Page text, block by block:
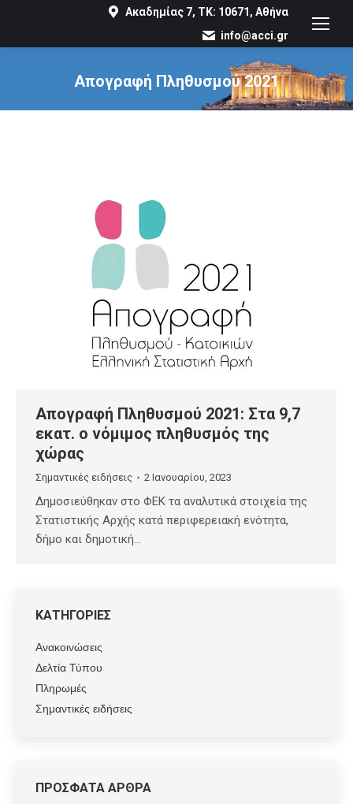
Ακαδημίας 7, ΤΚ: 10671, Αθήνα
info@acci.gr
Απογραφή Πληθυσμού 2021
You are here:
Απογραφή Πληθυσμού 2021: Στα 9,7
εκατ. ο νόμιμος πληθυσμός της
χώρας
Σημαντικές ειδήσεις 2 Ιανουαρίου, 2023
Δημοσιεύθηκαν στο ΦΕΚ τα αναλυτικά στοιχεία της
Στατιστικής Αρχής κατά περιφερειακή ενότητα,
δήμο και δημοτική…
ΚΑΤΗΓΟΡΙΕΣ
Ανακοινώσεις
Δελτία Τύπου
Πληρωμές
Σημαντικές ειδήσεις
ΠΡΟΣΦΑΤΑ ΑΡΘΡΑ